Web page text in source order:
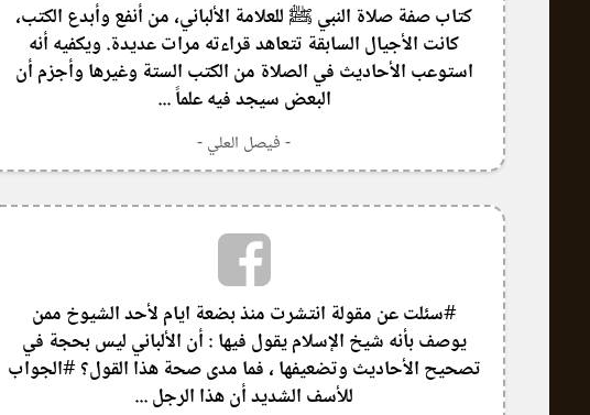
كتاب صفة صلاة النبي ﷺ للعلامة الألباني، من أنفع وأبدع الكتب،
كانت الأجيال السابقة تتعاهد قراءته مرات عديدة. ويكفيه أنه
استوعب الأحاديث في الصلاة من الكتب الستة وغيرها وأجزم أن
البعض سيجد فيه علماً ...
- فيصل العلي -
#سئلت عن مقولة انتشرت منذ بضعة ايام لأحد الشيوخ ممن
يوصف بأنه شيخ الإسلام يقول فيها : أن الألباني ليس بحجة في
تصحيح الأحاديث وتضعيفها ، فما مدى صحة هذا القول؟ #الجواب
للأسف الشديد أن هذا الرجل ...